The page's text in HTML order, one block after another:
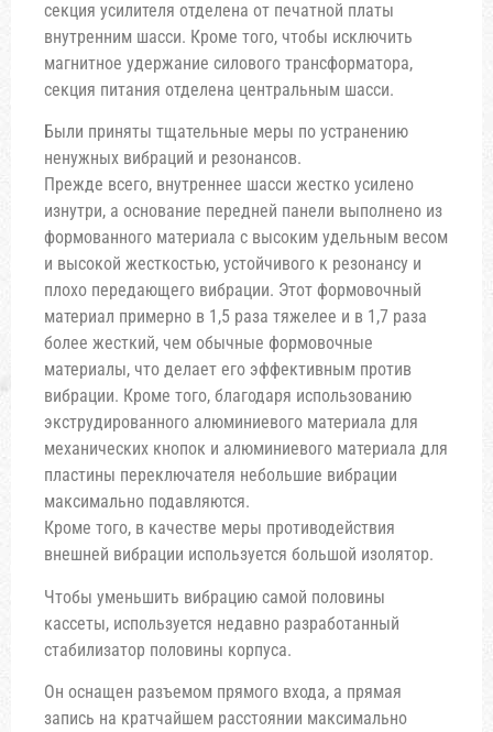
секция усилителя отделена от печатной платы
внутренним шасси. Кроме того, чтобы исключить
магнитное удержание силового трансформатора,
секция питания отделена центральным шасси.
Были приняты тщательные меры по устранению
ненужных вибраций и резонансов.
Прежде всего, внутреннее шасси жестко усилено
изнутри, а основание передней панели выполнено из
формованного материала с высоким удельным весом
и высокой жесткостью, устойчивого к резонансу и
плохо передающего вибрации. Этот формовочный
материал примерно в 1,5 раза тяжелее и в 1,7 раза
более жесткий, чем обычные формовочные
материалы, что делает его эффективным против
вибрации. Кроме того, благодаря использованию
экструдированного алюминиевого материала для
механических кнопок и алюминиевого материала для
пластины переключателя небольшие вибрации
максимально подавляются.
Кроме того, в качестве меры противодействия
внешней вибрации используется большой изолятор.
Чтобы уменьшить вибрацию самой половины
кассеты, используется недавно разработанный
стабилизатор половины корпуса.
Он оснащен разъемом прямого входа, а прямая
запись на кратчайшем расстоянии максимально